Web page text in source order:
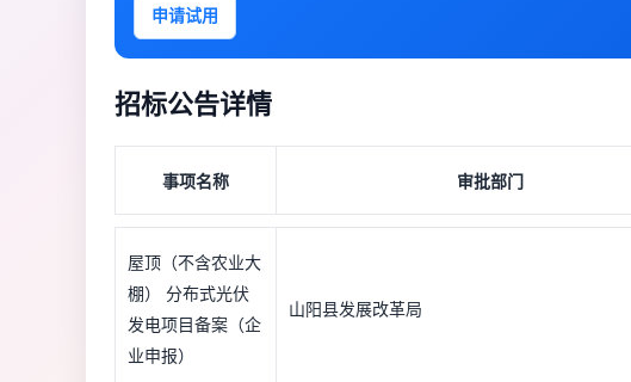
申请试用
招标公告详情
事项名称 审批部门
屋顶（不含农业大
棚） 分布式光伏
发电项目备案（企
业申报）
山阳县发展改革局